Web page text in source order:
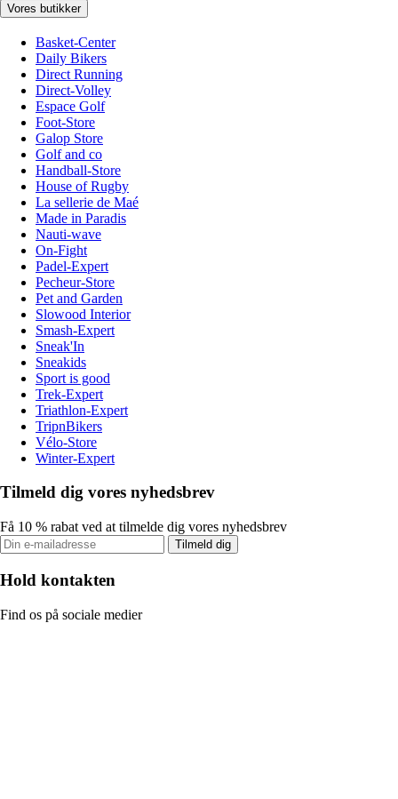
Vores butikker
Basket-Center
Daily Bikers
Direct Running
Direct-Volley
Espace Golf
Foot-Store
Galop Store
Golf and co
Handball-Store
House of Rugby
La sellerie de Maé
Made in Paradis
Nauti-wave
On-Fight
Padel-Expert
Pecheur-Store
Pet and Garden
Slowood Interior
Smash-Expert
Sneak'In
Sneakids
Sport is good
Trek-Expert
Triathlon-Expert
TripnBikers
Vélo-Store
Winter-Expert
Tilmeld dig vores nyhedsbrev
Få 10 % rabat ved at tilmelde dig vores nyhedsbrev
Tilmeld dig
Hold kontakten
Find os på sociale medier